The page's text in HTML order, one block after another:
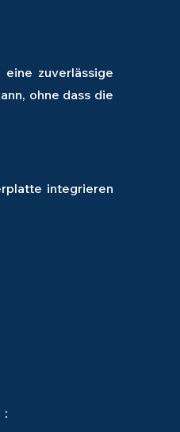
eine zuverlässige
ohne dass die
integrieren